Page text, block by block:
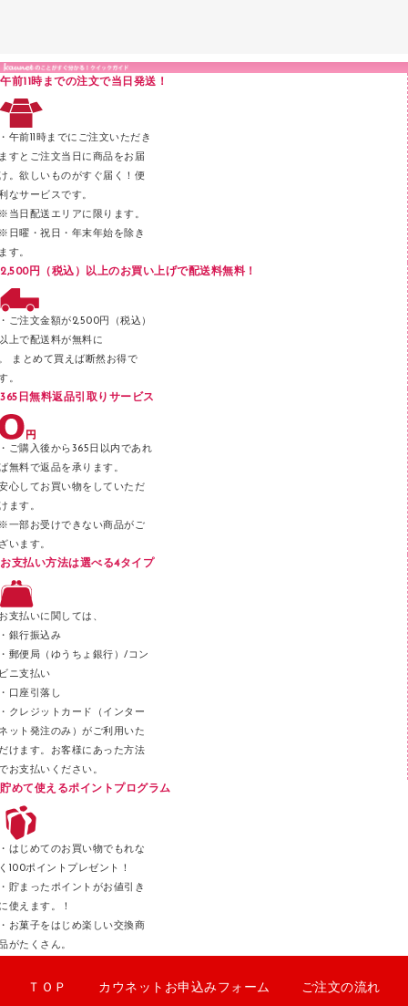
Ｚ式ファイル
２穴リフィル・２穴インデックス
印章用品
ラベル類
メンディングテープ
メッシュケース／ペンケース
フロアケース
ブックエンド／ブックスタンド
パンチ
はさみ
テープカッター
その他文具
セロハンテープ
スティックのり
クリップ
カッター
午前11時までの注文で当日発送！
午前11時までにご注文いただき
すとご注文当日に商品をお届
。欲しいものがすぐ届く！便
なサービスです。
当日配送エリアに限ります。
日曜・祝日・年末年始を除き
す。
2,500円（税込）以上のお買い上げで配送料無料！
ご注文金額が2,500円（税込）
上で配送料が無料に
まとめて買えば断然お得で
。
365日無料返品引取りサービス
ご購入後から365日以内であれ
無料で返品を承ります。
心してお買い物をしていただ
ます。
一部お受けできない商品がご
います。
お支払い方法は選べる4タイプ
支払いに関しては、
銀行振込み
郵便局（ゆうちょ銀行）/コン
ニ支払い
口座引落し
クレジットカード（インター
ット発注のみ）がご利用いた
けます。お客様にあった方法
お支払いください。
貯めて使えるポイントプログラム
はじめてのお買い物でもれな
100ポイントプレゼント！
貯まったポイントがお値引き
使えます。！
お菓子をはじめ楽しい交換商
がたくさん。
ＴＯＰ カウネットお申込みフォーム ご注文の流れ